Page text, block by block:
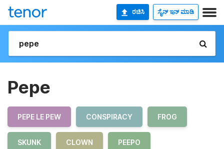
ರಚಿಸಿ ಸೈನ್ ಇನ್ ಮಾಡಿ
Pepe
PEPE LE PEW CONSPIRACY FROG
SKUNK CLOWN PEEPO